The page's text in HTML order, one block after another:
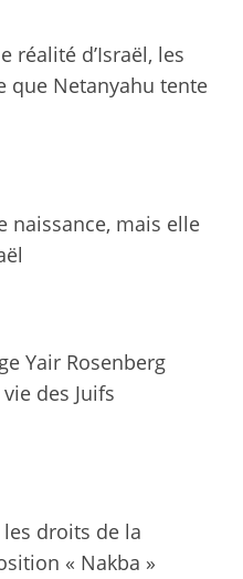
réalité d’Israël, les
que Netanyahu tente
naissance, mais elle
Yair Rosenberg
des Juifs
droits de la
« Nakba »